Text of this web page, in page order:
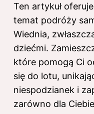
Ten artykuł
temat podróży
Wiednia,
dziećmi.
które pomogą Ci
się do lotu,
niespodzianek i
zarówno dla